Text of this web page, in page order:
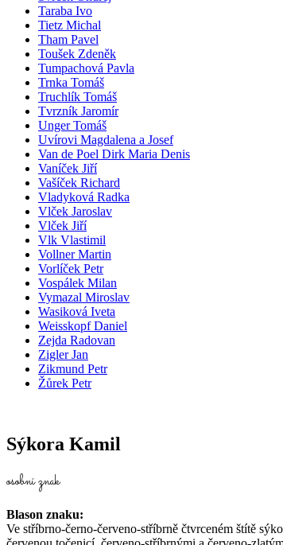
Taraba Ivo
Tietz Michal
Tham Pavel
Toušek Zdeněk
Tumpachová Pavla
Trnka Tomáš
Truchlík Tomáš
Tvrzník Jaromír
Unger Tomáš
Uvírovi Magdalena a Josef
Van de Poel Dirk Maria Denis
Vaníček Jiří
Vašíček Richard
Vladyková Radka
Vlček Jaroslav
Vlček Jiří
Vlk Vlastimil
Vollner Martin
Vorlíček Petr
Vospálek Milan
Vymazal Miroslav
Wasiková Iveta
Weisskopf Daniel
Zejda Radovan
Zigler Jan
Zikmund Petr
Žůrek Petr
Sýkora Kamil
osobní znak
Blason znaku:
Ve stříbrno-černo-červeno-stříbrně čtvrceném štítě